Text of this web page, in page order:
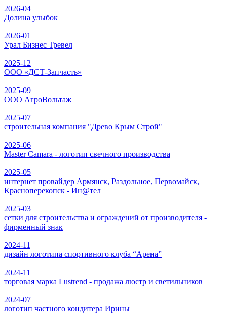
2026-04
Долина улыбок
2026-01
Урал Бизнес Тревел
2025-12
ООО «ДСТ-Запчасть»
2025-09
ООО АгроВольтаж
2025-07
строительная компания "Древо Крым Строй"
2025-06
Master Camara - логотип свечного производства
2025-05
интернет провайдер Армянск, Раздольное, Первомайск,
Красноперекопск - Ин@тел
2025-03
сетки для строительства и ограждений от производителя -
фирменный знак
2024-11
дизайн логотипа спортивного клуба “Арена”
2024-11
торговая марка Lustrend - продажа люстр и светильников
2024-07
логотип частного кондитера Ирины